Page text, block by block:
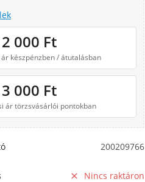
2 000 Ft
készpénzben / átutalásban
3 000 Ft
ár törzsvásárlói pontokban
200209766
Nincs raktáron
